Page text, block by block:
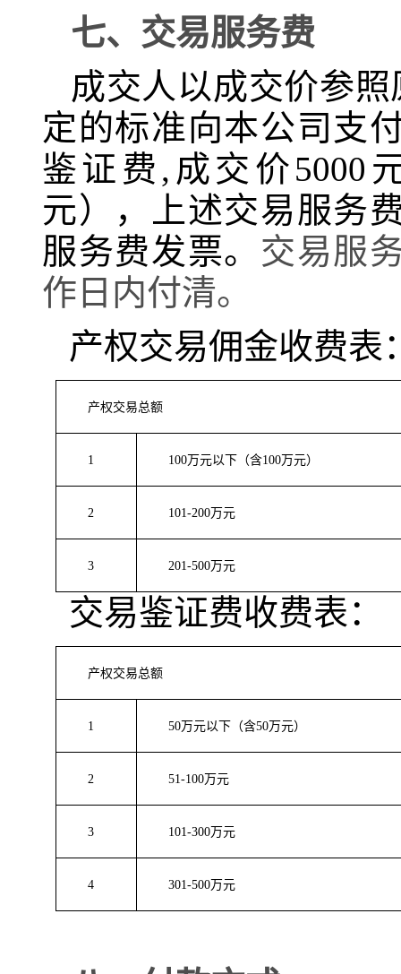
七、交易服务费
成交人以成交价参
定的标准向本公司支
鉴证费,成交价5000
元），上述交易服务
服务费发票。 交易服
作日 内付清。
产权交易佣金收费表
产权交易总额
1 100万元以下（含100万元）
2 101-200万元
3 201-500万元
交易鉴证费收费表：
产权交易总额
1 50万元以下（含50万元）
2 51-100万元
3 101-300万元
4 301-500万元